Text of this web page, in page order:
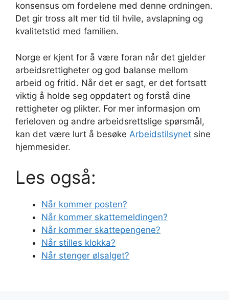
konsensus om fordelene med denne ordningen.
Det gir tross alt mer tid til hvile, avslapning og
kvalitetstid med familien.
Norge er kjent for å være foran når det gjelder
arbeidsrettigheter og god balanse mellom
arbeid og fritid. Når det er sagt, er det fortsatt
viktig å holde seg oppdatert og forstå dine
rettigheter og plikter. For mer informasjon om
ferieloven og andre arbeidsrettslige spørsmål,
kan det være lurt å besøke Arbeidstilsynet sine
hjemmesider.
Les også:
Når kommer posten?
Når kommer skattemeldingen?
Når kommer skattepengene?
Når stilles klokka?
Når stenger ølsalget?